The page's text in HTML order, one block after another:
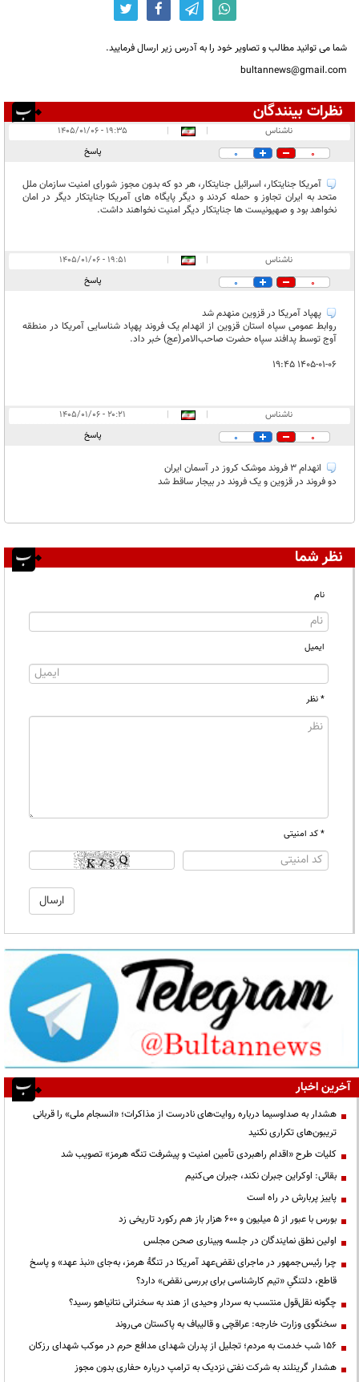
شما می توانید مطالب و تصاویر خود را به آدرس زیر ارسال فرمایید.
bultannews@gmail.com
نظرات بینندگان
در انتظار بررسی:
ناشناس |
|
۱۹:۳۵ - ۱۴۰۵/۰۱/۰۶
0
0 پاسخ
آمریکا جنایتکار، اسرائیل جنایتکار، هر دو که بدون مجوز شورای امنیت سازمان ملل
متحد به ایران تجاوز و حمله کردند و دیگر پایگاه های آمریکا جنایتکار دیگر در امان
نخواهد بود و صهیونیست ها جنایتکار دیگر امنیت نخواهند داشت.
ناشناس |
|
۱۹:۵۱ - ۱۴۰۵/۰۱/۰۶
0
0 پاسخ
پهپاد آمریکا در قزوین منهدم شد
روابط عمومی سپاه استان قزوین از انهدام یک فروند پهپاد شناسایی آمریکا در منطقه
آوج توسط پدافند سپاه حضرت صاحب‌الامر(عج) خبر داد.
۱۴۰۵-۰۱-۰۶ ۱۹:۴۵
ناشناس |
|
۲۰:۲۱ - ۱۴۰۵/۰۱/۰۶
0
0 پاسخ
انهدام 3 فروند موشک کروز در آسمان ایران
دو فروند در قزوین و یک فروند در بیجار ساقط شد
نظر شما
نام
ایمیل
* نظر
* کد امنیتی
آخرین اخبار
هشدار به صداوسیما درباره روایت‌های نادرست از مذاکرات؛ «انسجام ملی» را قربانی
تریبون‌های تکراری نکنید
کلیات طرح «اقدام راهبردی تأمین امنیت و پیشرفت تنگه هرمز» تصویب شد
بقائی: اوکراین جبران نکند، جبران می‌کنیم
پاییز پربارش در راه است
بورس با عبور از ۵ میلیون و ۶۰۰ هزار باز هم رکورد تاریخی زد
اولین نطق نمایندگان در جلسه وبیناری صحن مجلس
چرا رئیس‌جمهور در ماجرای نقض‌عهد آمریکا در تنگهٔ هرمز، به‌جای «نبذ عهد» و پاسخ
قاطع، دلتنگیِ «تیم کارشناسی برای بررسی نقض» دارد؟
چگونه نقل‌قول منتسب به سردار وحیدی از هند به سخنرانی نتانیاهو رسید؟
سخنگوی وزارت خارجه: عراقچی و قالیباف به پاکستان می‌روند
۱۵۶ شب خدمت به مردم؛ تجلیل از پدران شهدای مدافع حرم در موکب شهدای رزکان
هشدار گرینلند به شرکت نفتی نزدیک به ترامپ درباره حفاری بدون مجوز